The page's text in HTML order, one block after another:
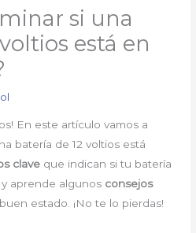
si una
está en
En este artículo vamos a
batería de 12 voltios está
clave que indican si tu batería
aprende algunos consejos
estado. ¡No te lo pierdas!